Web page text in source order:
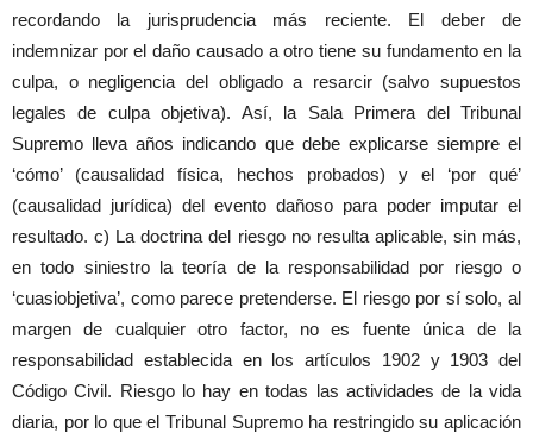
recordando la jurisprudencia más reciente. El deber de
indemnizar por el daño causado a otro tiene su fundamento en la
culpa, o negligencia del obligado a resarcir (salvo supuestos
legales de culpa objetiva). Así, la Sala Primera del Tribunal
Supremo lleva años indicando que debe explicarse siempre el
‘cómo’ (causalidad física, hechos probados) y el ‘por qué’
(causalidad jurídica) del evento dañoso para poder imputar el
resultado. c) La doctrina del riesgo no resulta aplicable, sin más,
en todo siniestro la teoría de la responsabilidad por riesgo o
‘cuasiobjetiva’, como parece pretenderse. El riesgo por sí solo, al
margen de cualquier otro factor, no es fuente única de la
responsabilidad establecida en los artículos 1902 y 1903 del
Código Civil. Riesgo lo hay en todas las actividades de la vida
diaria, por lo que el Tribunal Supremo ha restringido su aplicación